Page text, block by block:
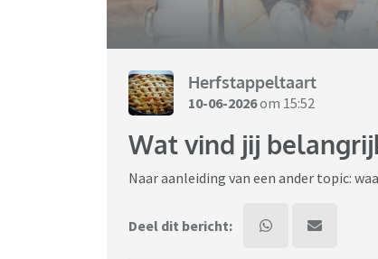
Herfstappeltaart
10-06-2026om 15:52
Wat vind jij
Naar aanleiding van een ander topic:
Deel dit bericht: